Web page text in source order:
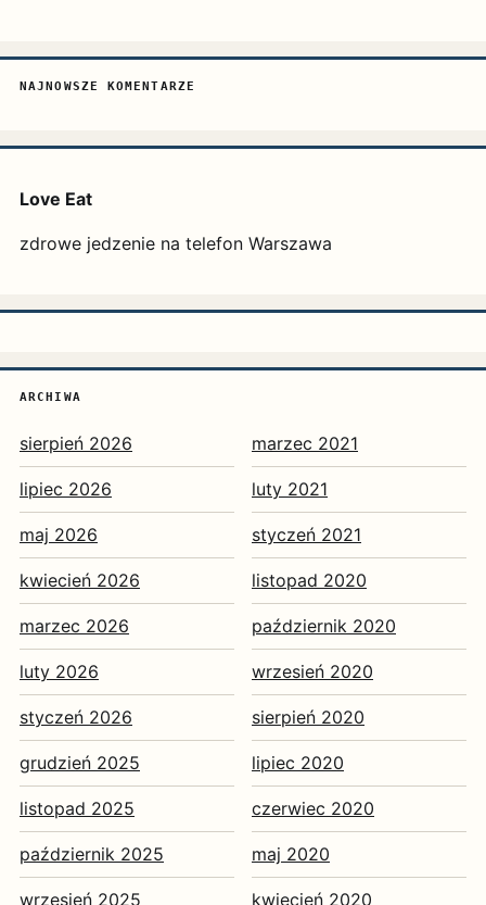
NAJNOWSZE KOMENTARZE
Love Eat
zdrowe jedzenie na telefon Warszawa
ARCHIWA
sierpień 2026
lipiec 2026
maj 2026
kwiecień 2026
marzec 2026
luty 2026
styczeń 2026
grudzień 2025
listopad 2025
październik 2025
wrzesień 2025
marzec 2021
luty 2021
styczeń 2021
listopad 2020
październik 2020
wrzesień 2020
sierpień 2020
lipiec 2020
czerwiec 2020
maj 2020
kwiecień 2020